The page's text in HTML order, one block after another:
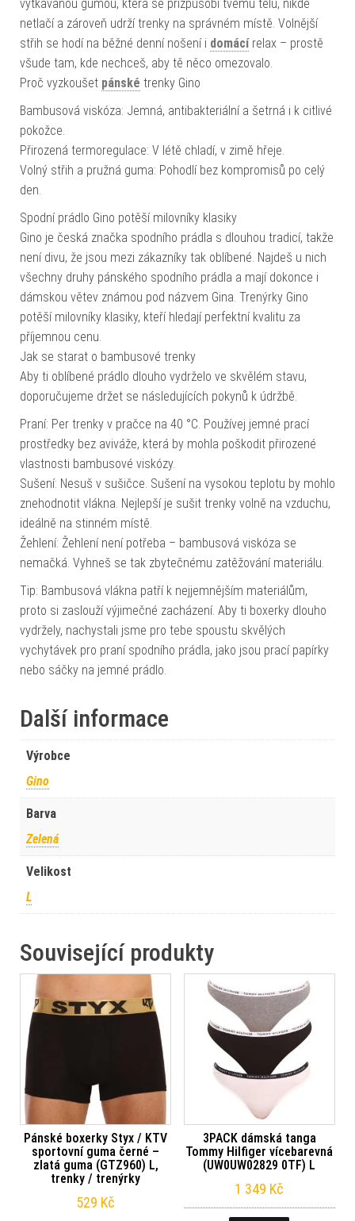
vytkávanou gumou, která se přizpůsobí tvému tělu, nikde
netlačí a zároveň udrží trenky na správném místě. Volnější
střih se hodí na běžné denní nošení i domácírelax – prostě
všude tam, kde nechceš, aby tě něco omezovalo.
Proč vyzkoušet pánské trenky Gino
Bambusová viskóza: Jemná, antibakteriální a šetrná i k citlivé
pokožce.
Přirozená termoregulace: V létě chladí, v zimě hřeje.
Volný střih a pružná guma: Pohodlí bez kompromisů po celý
den.
Spodní prádlo Gino potěší milovníky klasiky
Gino je česká značka spodního prádla s dlouhou tradicí, takže
není divu, že jsou mezi zákazníky tak oblíbené. Najdeš u nich
všechny druhy pánského spodního prádla a mají dokonce i
dámskou větev známou pod názvem Gina. Trenýrky Gino
potěší milovníky klasiky, kteří hledají perfektní kvalitu za
příjemnou cenu.
Jak se starat o bambusové trenky
Aby ti oblíbené prádlo dlouho vydrželo ve skvělém stavu,
doporučujeme držet se následujících pokynů k údržbě.
Praní: Per trenky v pračce na 40 °C. Používej jemné prací
prostředky bez aviváže, která by mohla poškodit přirozené
vlastnosti bambusové viskózy.
Sušení: Nesuš v sušičce. Sušení na vysokou teplotu by mohlo
znehodnotit vlákna. Nejlepší je sušit trenky volně na vzduchu,
ideálně na stinném místě.
Žehlení: Žehlení není potřeba – bambusová viskóza se
nemačká. Vyhneš se tak zbytečnému zatěžování materiálu.
Tip: Bambusová vlákna patří k nejjemnějším materiálům,
proto si zaslouží výjimečné zacházení. Aby ti boxerky dlouho
vydržely, nachystali jsme pro tebe spoustu skvělých
vychytávek pro praní spodního prádla, jako jsou prací papírky
nebo sáčky na jemné prádlo.
Další informace
Výrobce
Gino
Barva
Zelená
Velikost
L
Související produkty
Pánské boxerky Styx / KTV
sportovní guma černé –
zlatá guma (GTZ960) L,
trenky / trenýrky
529 Kč
3PACK dámská tanga
Tommy Hilfiger vícebarevná
(UW0UW02829 0TF) L
1 349 Kč